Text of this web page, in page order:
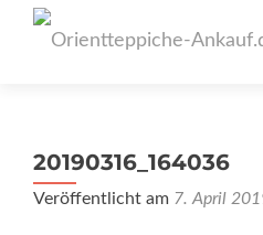
20190316_164036
Veröffentlicht am 7. April